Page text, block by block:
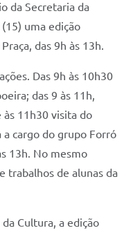
da Secretaria da
uma edição
das 9h às 13h.
Das 9h às 10h30
das 9 às 11h,
11h30 visita do
a cargo do grupo Forró
13h. No mesmo
trabalhos de alunas da
Cultura, a edição